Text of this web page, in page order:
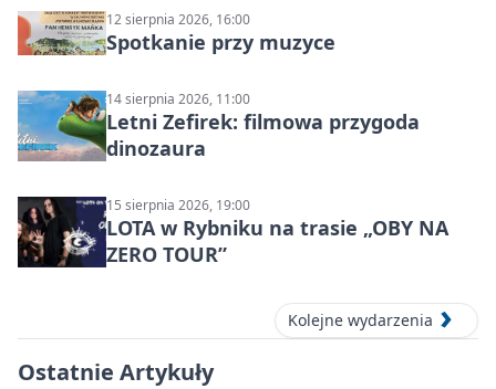
12 sierpnia 2026, 16:00
Spotkanie przy muzyce
14 sierpnia 2026, 11:00
Letni Zefirek: filmowa przygoda
dinozaura
15 sierpnia 2026, 19:00
LOTA w Rybniku na trasie „OBY NA
ZERO TOUR”
Kolejne wydarzenia
Ostatnie Artykuły